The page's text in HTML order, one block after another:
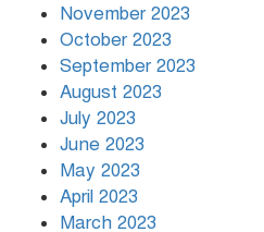
November 2023
October 2023
September 2023
August 2023
July 2023
June 2023
May 2023
April 2023
March 2023